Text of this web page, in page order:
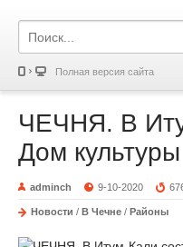
Полная версия сайта
ЧЕЧНЯ. В
Дом культуры
adminch 9-10-2020
Новости / В Чечне / Районы